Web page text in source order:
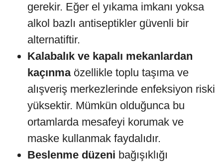
gerekir. Eğer el yıkama imkanı yoksa
alkol bazlı antiseptikler güvenli bir
alternatiftir.
Kalabalık ve kapalı mekanlardan
kaçınmaözellikle toplu taşıma ve
alışveriş merkezlerinde enfeksiyon riski
yüksektir. Mümkün olduğunca bu
ortamlarda mesafeyi korumak ve
maske kullanmak faydalıdır.
Beslenme düzeni bağışıklığı